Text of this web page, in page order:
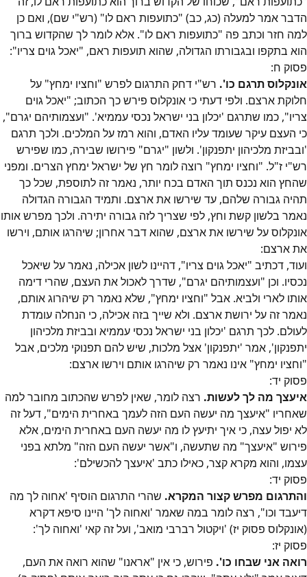
הדבר אמר למעלה (כג, כב) "כתועפות ראם לו" (רש"י שם), ואם כן
למה חזר וכתב פה "כתועפות ראם לו". אלא לומר לך שהקדוש ברוך
הוא בתקפו ובגבורתו הגדולה, שהוא תועפות ראם, "יאכל גוים צריו":
פסוק ח:
אונקלוס תרגם כו'. רש"י דחק התרגום לפרש "וחציו ימחץ" על
חלוקת ארצם. ולפי דעתי כי אונקלוס פירש כך הכתוב; "יאכל גוים
צריו", כמו שתרגם 'יכלון בני ישראל נכסי עממיא'. "ועצמותיהם יגרם",
כי העצם עיקר שעומד עליו האדם, והוא רמז על המלכים. ולכך תרגם
'ובביזת מלכיהון יתפנקון'. ולשון "יגרם" פירושו שבירה, כמו שפירש
רש"י ז"ל. "וחציו ימחץ" רוצה לומר חץ של ישראל ימחץ הצרים. ומפני
שהחץ הוא נכנס תוך האדם בכח יותר, נאמר זה לתוספת, שכל כך
תהיה גבורה שלהם, עד שירשו את ארצם. ותמיד הגבורה הגדולה
נאמר בלשון קשת וחץ, לפי שצריך לזה גבורה יתירה. ולכך מפרש אותו
אונקלוס על שירשו את ארצם, שהוא דבר אחרון; שיהרגו אותם, וירשו
את ארצם:
"יאכל גוים צריו", דהיינו לשון אכילה, נאמר על שיאכל
נכסיו. וכן "ועצמותיהם יגרם", שדרך לאכול את העצם, שהרי דימה
אותו לארי ולביא. אבל "וחציו ימחץ", שלא נאמר רק שיהרוג אותם,
נאמר זה על ירושת ארצם. ולא שייך בזה אכילה, כי הנחלה עומדת
לעולם. לכך תרגם 'יכלון בני ישראל נכסי עממיא ובביזת מלכיהון
יתפנקון', אמר 'יתפנקון' אצל מלכות, שיש להם תפנוקי מלכים, אבל
"וחציו ימחץ" אינו נאמר רק שיהרגו אותם וירשו ארצם:
פסוק יד:
איעצך מה לך לעשות. רצה לומר, שאין לפרש שהכתוב מחובר למה
שאחריו "איעצך מה יעשה העם הזה לעמך באחרית הימים", דעל זה
לא יפול עצה, כי איך יתיעץ לו מה יעשה העם באחרית הימים, אלא
פירוש "איעצך" מה שתעשה, ו"אשר יעשה העם הזה" מלתא בפני
עצמו, והוא מקרא קצר, כאילו כתב 'איעצך להכשילם':
פסוק יד:
והתרגום מפרש קצור המקרא. שהרי התרגום הוסיף 'אחוה לך מה
דיעבד וכו", רצה לומר במה שאמר 'ואחוה לך' היינו סיפא דקרא
(אונקלוס פסוק יז) 'ויקטול רברבי מואב', ועל זה קאי 'ואחוה לך':
פסוק יז:
רואה אני שבחו כו'. פירוש, כי אין "אראנו" שהוא רואה את העם,